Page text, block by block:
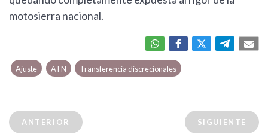
motosierra nacional.
Ajuste ATN Transferencia discrecionales
ANTERIOR SIGUIENTE